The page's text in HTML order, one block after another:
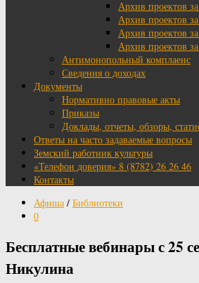
Архив проектов
Архив проектов
Архив проектов
Архив проектов
Антимонопольный комплаенс
Сведения о доходах
Документы
Нормативно правовые акты
Приказы
Доклады, отчеты, обзоры,
Ответы на часто задаваемые вопросы
Земский работник культуры
«Телефон доверия» 8 (8782) 26 26 46
Контакты
Афиша / Библиотеки
0
Бесплатные вебинары с 25
Никулина